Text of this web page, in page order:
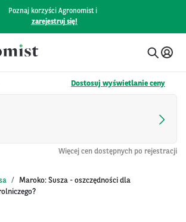
Poznaj korzyści Agronomist i
zarejestruj się!
Dostosuj wyświetlanie ceny
Więcej cen dostępnych po rejestracji
Maroko: Susza - oszczędności dla